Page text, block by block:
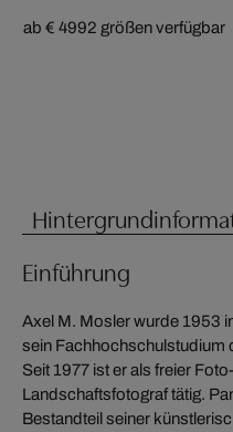
ab € 4992 größen verfügbar
Einführung
Axel M. Mosler wurde 1953
sein Fachhochschulstudium
Seit 1977 ist er als freier
Landschaftsfotograf tätig.
Bestandteil seiner